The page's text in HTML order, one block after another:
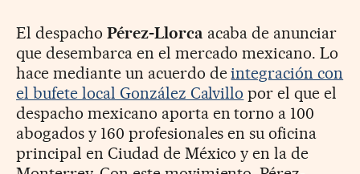
El despacho Pérez-Llorca acaba de anunciar
que desembarca en el mercado mexicano. Lo
hace mediante un acuerdo deintegración con
el bufete local González Calvillo por el que el
despacho mexicano aporta en torno a 100
abogados y 160 profesionales en su oficina
principal en Ciudad de México y en la de